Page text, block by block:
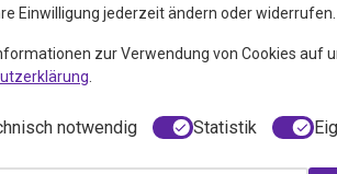
Einwilligung jederzeit ändern oder widerrufen.
zur Verwendung von Cookies auf
notwendig Statistik